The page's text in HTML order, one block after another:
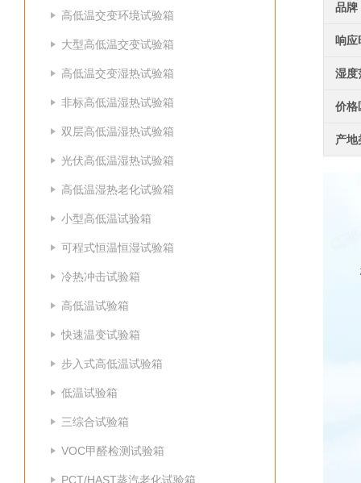
高低温交变环境试验箱
大型高低温交变试验箱
高低温交变湿热试验箱
非标高低温湿热试验箱
双层高低温湿热试验箱
光伏高低温湿热试验箱
高低温湿热老化试验箱
小型高低温试验箱
可程式恒温恒湿试验箱
冷热冲击试验箱
高低温试验箱
快速温变试验箱
步入式高低温试验箱
低温试验箱
三综合试验箱
VOC甲醛检测试验箱
PCT/HAST蒸汽老化试验箱
品牌
响应
湿度
价格
产地